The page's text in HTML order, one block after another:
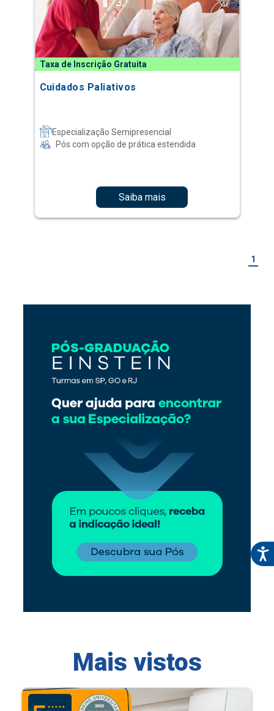
Taxa de Inscrição Gratuita
Cuidados Paliativos
Especialização Semipresencial
Pós com opção de prática estendida
Saiba mais
1
Mais vistos